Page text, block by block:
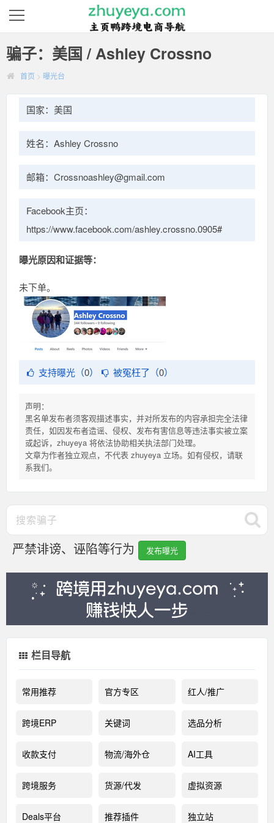
骗子：美国 / Ashley Crossno
首页 > 曝光台
国家：美国
姓名：Ashley Crossno
邮箱：Crossnoashley@gmail.com
Facebook主页：
https://www.facebook.com/ashley.crossno.0905#
曝光原因和证据等：
未下单。
支持曝光（0） 被冤枉了（0）
声明：
黑名单发布者须客观描述事实，并对所发布的内容承担完全法律
责任，如因发布者造谣、侵权、发布有害信息等违法事实被立案
或起诉，zhuyeya 将依法协助相关执法部门处理。
文章为作者独立观点，不代表 zhuyeya 立场。如有侵权，请联
系我们。
严禁诽谤、诬陷等行为 发布曝光
栏目导航
常用推荐 官方专区 红人/推广
跨境ERP 关键词 选品分析
收款支付 物流/海外仓 AI工具
跨境服务 货源/代发 虚拟资源
Deals平台 推荐插件 独立站